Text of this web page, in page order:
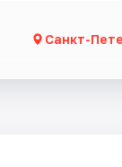
Санкт-